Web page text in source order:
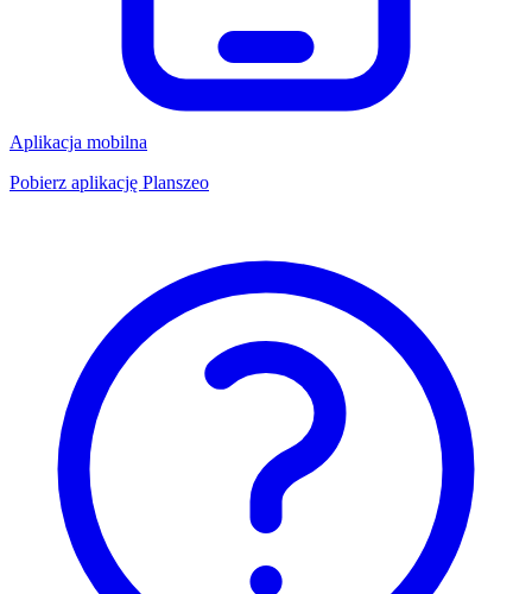
Aplikacja mobilna
Pobierz aplikację Planszeo